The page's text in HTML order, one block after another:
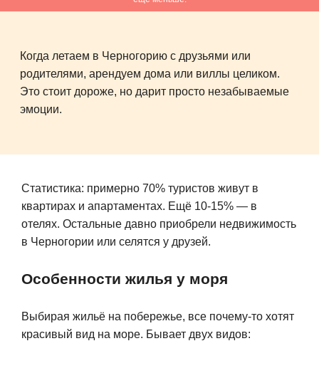
Когда летаем в Черногорию с друзьями или
родителями, арендуем дома или виллы целиком.
Это стоит дороже, но дарит просто незабываемые
эмоции.
Статистика: примерно 70% туристов живут в
квартирах и апартаментах. Ещё 10-15% — в
отелях. Остальные давно приобрели недвижимость
в Черногории или селятся у друзей.
Особенности жилья у моря
Выбирая жильё на побережье, все почему-то хотят
красивый вид на море. Бывает двух видов: